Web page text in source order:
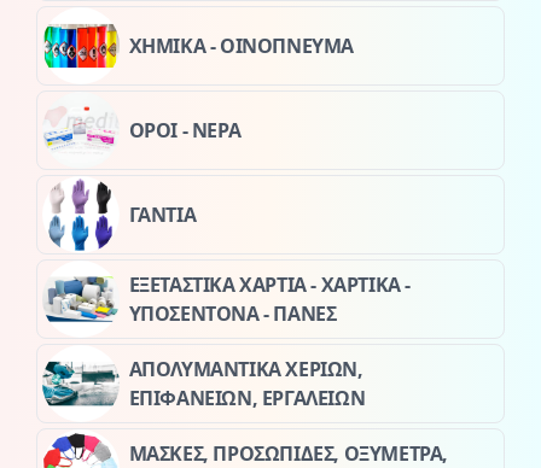
ΧΗΜΙΚΑ - ΟΙΝΟΠΝΕΥΜΑ
ΟΡΟΙ - ΝΕΡΑ
ΓΑΝΤΙΑ
ΕΞΕΤΑΣΤΙΚΑ ΧΑΡΤΙΑ - ΧΑΡΤΙΚΑ -
ΥΠΟΣΕΝΤΟΝΑ - ΠΑΝΕΣ
ΑΠΟΛΥΜΑΝΤΙΚΑ ΧΕΡΙΩΝ,
ΕΠΙΦΑΝΕΙΩΝ, ΕΡΓΑΛΕΙΩΝ
ΜΑΣΚΕΣ, ΠΡΟΣΩΠΙΔΕΣ, ΟΞΥΜΕΤΡΑ,